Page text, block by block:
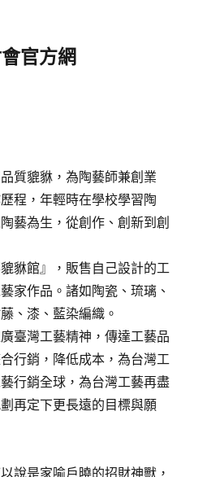
官方網
質貔貅，為陶藝師兼創業
程，年輕時在學校學習陶
藝為生，從創作、創新到創
貅館』，販售自己設計的工
家作品。諸如陶瓷、琉璃、
、漆、藍染編織。
臺灣工藝精神，傳達工藝品
行銷，降低成本，為台灣工
行銷全球，為台灣工藝再盡
再定下更長遠的目標與願
說是家喻戶曉的招財神獸，